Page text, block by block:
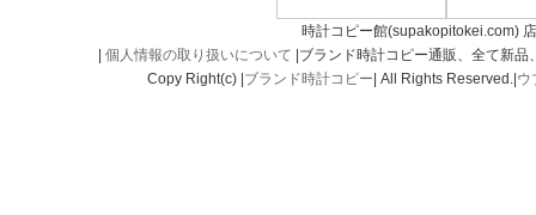
時計コピー館(supakopitokei.com)
個人情報の取り扱いについて |ブランド時計コピー通販、全て新
Copy Right(c) | ブランド時計コピー | All Rights Reserved.| ウ